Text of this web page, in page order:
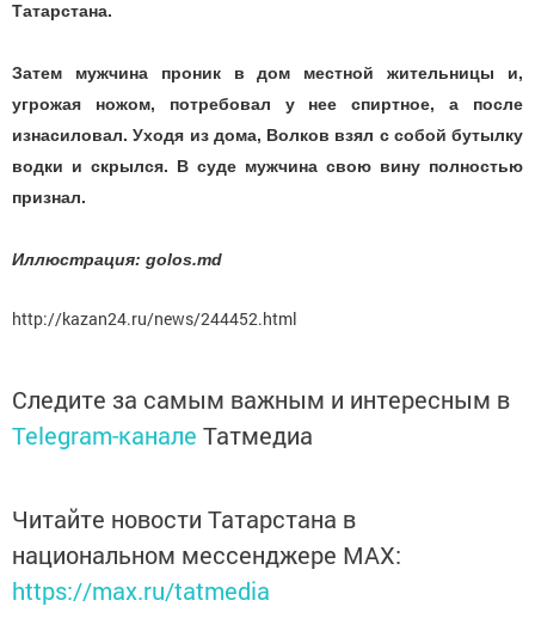
Татарстана.
Затем мужчина проник в дом местной жительницы и,
угрожая ножом, потребовал у нее спиртное, а после
изнасиловал. Уходя из дома, Волков взял с собой бутылку
водки и скрылся. В суде мужчина свою вину полностью
признал.
Иллюстрация: golos.md
http://kazan24.ru/news/244452.html
Следите за самым важным и интересным в
Telegram-канале Татмедиа
Читайте новости Татарстана в
национальном мессенджере MАХ:
https://max.ru/tatmedia